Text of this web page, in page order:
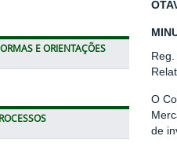
E ORIENTAÇÕES
Reg.
O
de